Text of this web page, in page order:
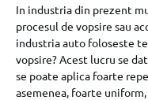
In industria din prezent
procesul de vopsire sau
industria auto foloseste
vopsire? Acest lucru se
se poate aplica foarte
asemenea, foarte